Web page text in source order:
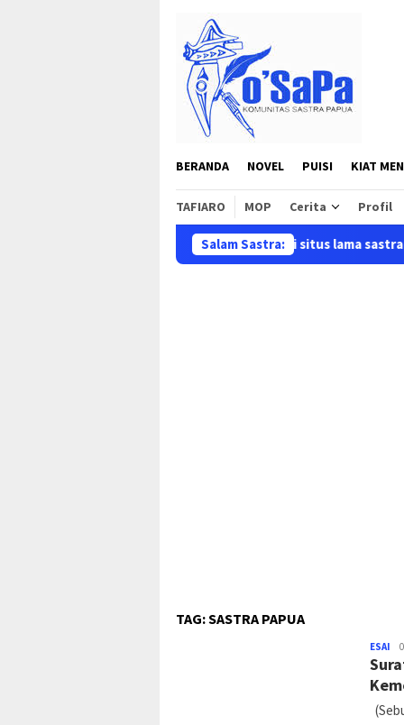
konten
BERANDA NOVEL PUISI KIAT
TAFIARO MOP Cerita Profil
Salam Sastra:
dan proses perbaikan dari situs lama
TAG:SASTRA PAPUA
ESAI